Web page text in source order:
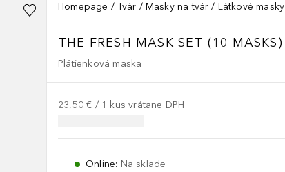
Homepage Tvár Masky na tvár Látkové masky
THE FRESH MASK SET (10 MASKS)
Plátienková maska
23,50 € / 1 kus vrátane DPH
Online: Na sklade